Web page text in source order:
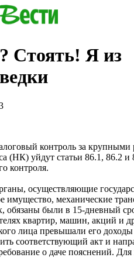
Стоять! Я из
контроль за
(НК) уйдут статьи 86.1, 86.2 и
контроля.
осуществляющие
механические
обязаны были в 15-дневный
квартир, машин, акций и
лица превышали его
соответствующий акт и
о даче пояснений. Для